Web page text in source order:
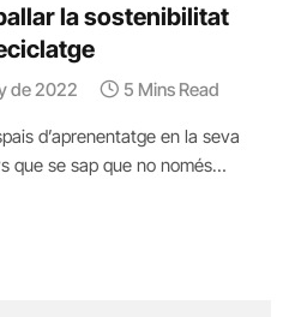
la sostenibilitat
de 2022 5 Mins Read
d’aprenentatge en la seva
que se sap que no només…